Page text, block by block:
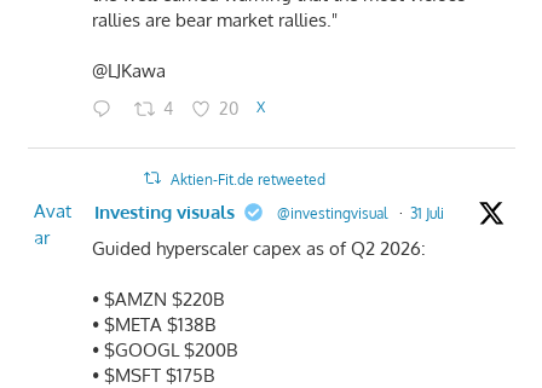
rallies are bear market rallies."
@LJKawa
4 20 X
Aktien-Fit.de retweeted
Avat
ar
Investing visuals @investingvisual · 31 Juli
Guided hyperscaler capex as of Q2 2026:
• $AMZN $220B
• $META $138B
• $GOOGL $200B
• $MSFT $175B